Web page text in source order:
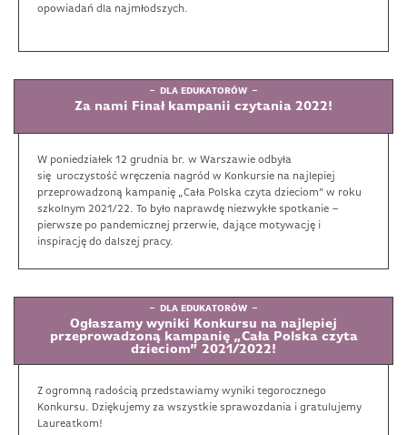
opowiadań dla najmłodszych.
DLA EDUKATORÓW
Za nami Finał kampanii czytania 2022!
W poniedziałek 12 grudnia br. w Warszawie odbyła
się uroczystość wręczenia nagród w Konkursie na najlepiej
przeprowadzoną kampanię „Cała Polska czyta dzieciom" w roku
szkolnym 2021/22. To było naprawdę niezwykłe spotkanie –
pierwsze po pandemicznej przerwie, dające motywację i
inspirację do dalszej pracy.
DLA EDUKATORÓW
Ogłaszamy wyniki Konkursu na najlepiej
przeprowadzoną kampanię „Cała Polska czyta
dzieciom” 2021/2022!
Z ogromną radością przedstawiamy wyniki tegorocznego
Konkursu. Dziękujemy za wszystkie sprawozdania i gratulujemy
Laureatkom!